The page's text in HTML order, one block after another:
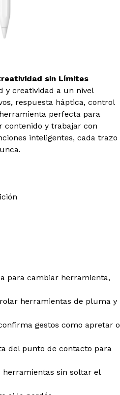
sin Límites
creatividad a un nivel
respuesta háptica, control
perfecta para
contenido y trabajar con
inteligentes, cada trazo
para cambiar herramienta,
herramientas de pluma y
gestos como apretar o
del punto de contacto para
sin soltar el